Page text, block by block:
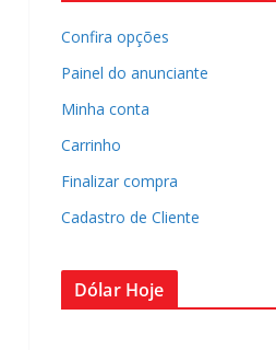
Confira opções
Painel do anunciante
Minha conta
Carrinho
Finalizar compra
Cadastro de Cliente
Dólar Hoje